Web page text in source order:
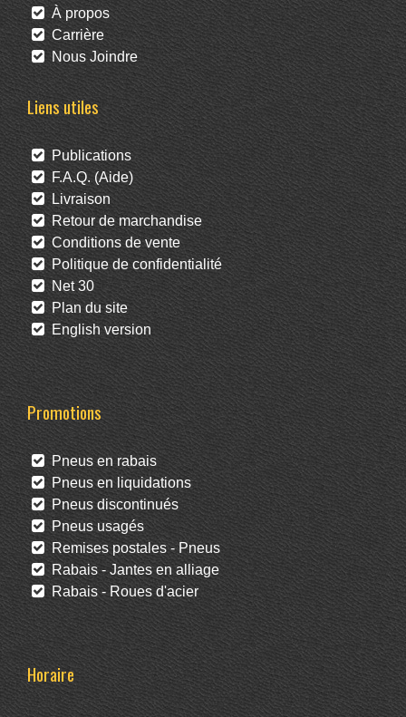
À propos
Carrière
Nous Joindre
Liens utiles
Publications
F.A.Q. (Aide)
Livraison
Retour de marchandise
Conditions de vente
Politique de confidentialité
Net 30
Plan du site
English version
Promotions
Pneus en rabais
Pneus en liquidations
Pneus discontinués
Pneus usagés
Remises postales - Pneus
Rabais - Jantes en alliage
Rabais - Roues d'acier
Horaire